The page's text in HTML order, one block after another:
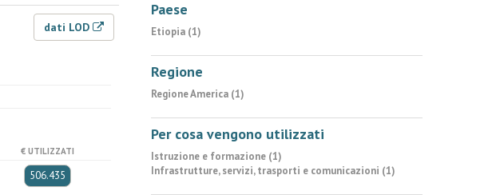
dati LOD
€ UTILIZZATI
506.435
Paese
Etiopia (1)
Regione
Regione America (1)
Per cosa vengono utilizzati
Istruzione e formazione (1)
Infrastrutture, servizi, trasporti e comunicazioni (1)